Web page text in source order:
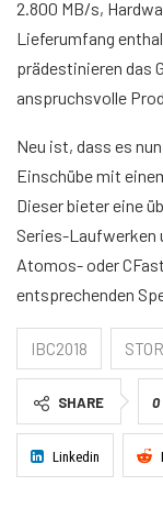
2.800 MB/s,
Lieferumfang
prädestinieren das
anspruchsvolle
Neu ist, dass es
Einschübe mit
Dieser bieter eine
Series-Laufwerken
Atomos- oder
entsprechenden
IBC2018
SHARE 0
Linkedin